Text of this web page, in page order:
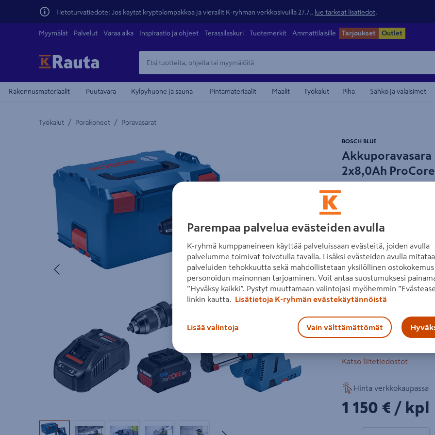
Tietoturvatiedote: Jos käytät kryptolompakkoa ja vierailit K-ryhmän verkkosivuilla 27.7., lue tärkeät lisätiedot
Myymälät Palvelut Varaa aika Inspiraatio ja ohjeet Terassilaskuri Tuotemerkit Ammattilaisille Tarjoukset Outlet
Rakennusmateriaalit Puutavara Kylpyhuone ja sauna Pintamateriaalit Maalit Työkalut Piha Sähkö ja valaisimet
Työkalut / Porakoneet / Poravasarat
Yksityiskohtainen kuvaus löytyy Tuotteen kuvaus -maamerkistä
Edellinen Seuraava
Akkuporavasara
2x8,0Ah
BOSCH BLUE
Erittäin tehokas
kivimateriaaliin,
KickBack Control, selkeä
akut 2 x 8,0 Ah ja laturi.
akun jännite 18 V
iskuenergia maks. 3,3
poran halkaisija
iskuluku 0–4220 min⁻¹
Katso liitetiedostot
Hinta verkkokaupassa
1150€/kpl
1 150 € / kpl
Parempaa palvelua evästeiden avulla
K-ryhmä kumppaneineen käyttää palveluissaan evästeitä, joiden avulla
palvelumme toimivat toivotulla tavalla. Lisäksi evästeiden avulla
palveluiden tehokkuutta sekä mahdollistetaan yksilöllinen ostokokemus
personoidun mainonnan tarjoaminen. Voit antaa suostumuksesi
”Hyväksy kaikki”. Pystyt muuttamaan valintojasi myöhemmin
linkin kautta.
Lisätietoja K-ryhmän evästekäytännöistä
Lisää valintoja Vain välttämättömät